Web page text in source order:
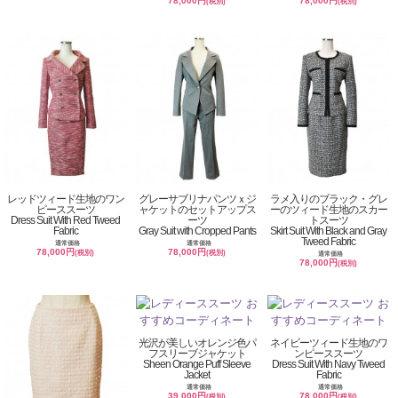
(税別) (税別)
レッドツィード生地のワン
ピーススーツ
Dress Suit With Red Tweed
Fabric
通常価格
78,000円(税別)
グレーサブリナパンツｘジ
ャケットのセットアップス
ーツ
Gray Suit with Cropped Pants
通常価格
78,000円(税別)
ラメ入りのブラック・グレ
ーのツィード生地のスカー
トスーツ
Skirt Suit With Black and Gray
Tweed Fabric
通常価格
78,000円(税別)
光沢が美しいオレンジ色パ
フスリーブジャケット
Sheen Orange Puff Sleeve
Jacket
通常価格
39,000円(税別)
ネイビーツィード生地のワ
ンピーススーツ
Dress Suit With Navy Tweed
Fabric
通常価格
78,000円(税別)